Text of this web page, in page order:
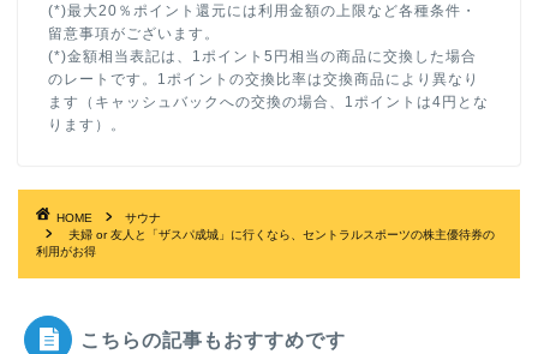
(*)最大20％ポイント還元には利用金額の上限など各種条件・
留意事項がございます。
(*)金額相当表記は、1ポイント5円相当の商品に交換した場合
のレートです。1ポイントの交換比率は交換商品により異なり
ます（キャッシュバックへの交換の場合、1ポイントは4円とな
ります）。
HOME
サウナ
夫婦 or 友人と「ザスパ成城」に行くなら、セントラルスポーツの株主優待券の
利用がお得
こちらの記事もおすすめです